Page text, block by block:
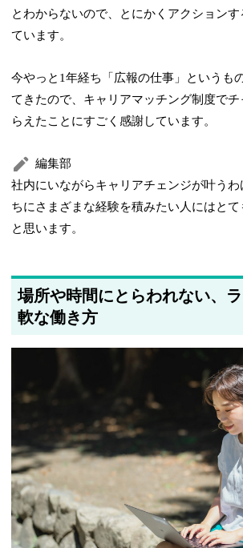
とわからないので、とにかくアクション
ています。
今やっと1年経ち「広報の仕事」というも
てきたので、キャリアマッチング制度でチ
らえたことにすごく感謝しています。
編集部
社内にいながらキャリアチェンジが叶うわ
ちにさまざまな経験を積みたい人にはと
と思います。
場所や時間にとらわれない、
軟な働き方